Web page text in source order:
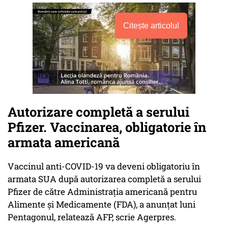
Citește articolul
Autorizare completă a serului
Pfizer. Vaccinarea, obligatorie în
armata americană
Vaccinul anti-COVID-19 va deveni obligatoriu în
armata SUA după autorizarea completă a serului
Pfizer de către Administraţia americană pentru
Alimente şi Medicamente (FDA), a anunţat luni
Pentagonul, relatează AFP, scrie Agerpres.